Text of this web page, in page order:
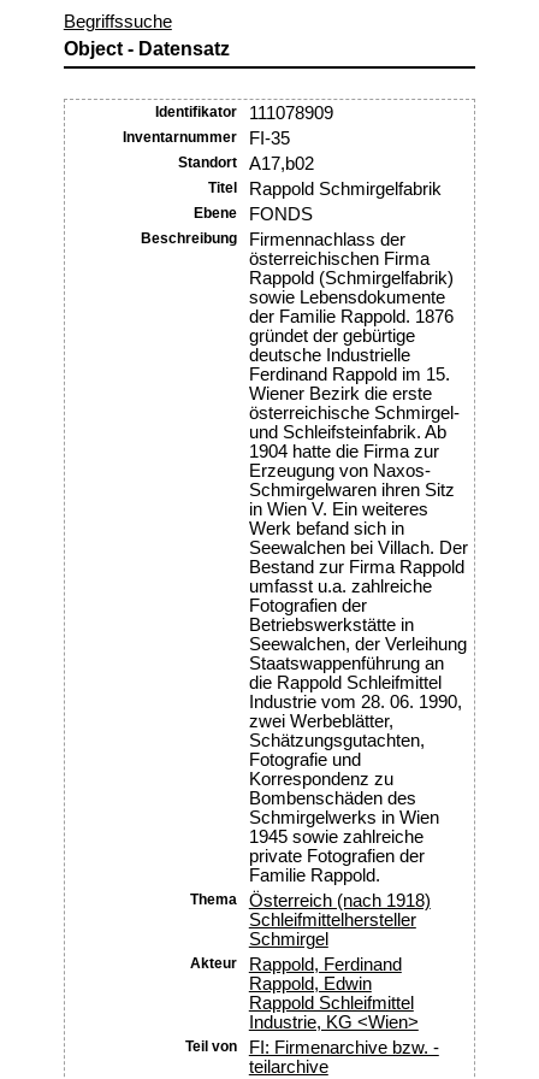
Begriffssuche
Object - Datensatz
Identifikator 111078909
Inventarnummer FI-35
Standort A17,b02
Titel Rappold Schmirgelfabrik
Ebene FONDS
Beschreibung
Firmennachlass der
österreichischen Firma
Rappold (Schmirgelfabrik)
sowie Lebensdokumente
der Familie Rappold. 1876
gründet der gebürtige
deutsche Industrielle
Ferdinand Rappold im 15.
Wiener Bezirk die erste
österreichische Schmirgel-
und Schleifsteinfabrik. Ab
1904 hatte die Firma zur
Erzeugung von Naxos-
Schmirgelwaren ihren Sitz
in Wien V. Ein weiteres
Werk befand sich in
Seewalchen bei Villach. Der
Bestand zur Firma Rappold
umfasst u.a. zahlreiche
Fotografien der
Betriebswerkstätte in
Seewalchen, der Verleihung
Staatswappenführung an
die Rappold Schleifmittel
Industrie vom 28. 06. 1990,
zwei Werbeblätter,
Schätzungsgutachten,
Fotografie und
Korrespondenz zu
Bombenschäden des
Schmirgelwerks in Wien
1945 sowie zahlreiche
private Fotografien der
Familie Rappold.
Thema
Österreich (nach 1918)
Schleifmittelhersteller
Schmirgel
Akteur
Rappold, Ferdinand
Rappold, Edwin
Rappold Schleifmittel
Industrie, KG <Wien>
Teil von
FI: Firmenarchive bzw. -
teilarchive